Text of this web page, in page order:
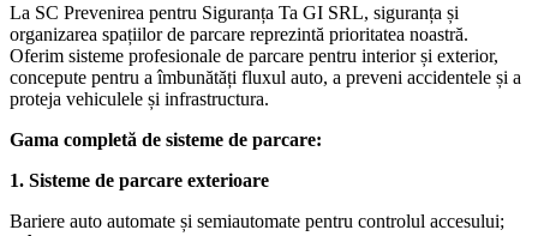
La SC Prevenirea pentru Siguranța Ta GI SRL, siguranța și
organizarea spațiilor de parcare reprezintă prioritatea noastră.
Oferim sisteme profesionale de parcare pentru interior și exterior,
concepute pentru a îmbunătăți fluxul auto, a preveni accidentele și a
proteja vehiculele și infrastructura.
Gama completă de sisteme de parcare:
1. Sisteme de parcare exterioare
Bariere auto automate și semiautomate pentru controlul accesului;